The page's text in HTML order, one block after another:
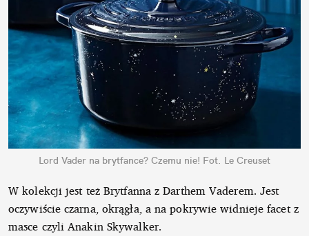
Lord Vader na brytfance? Czemu nie! Fot. Le Creuset
W kolekcji jest też Brytfanna z Darthem Vaderem. Jest
oczywiście czarna, okrągła, a na pokrywie widnieje facet z
masce czyli Anakin Skywalker.